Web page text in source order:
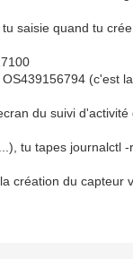
saisie quand tu
(c'est
du suivi
tu tapes journalctl -
création du capteur